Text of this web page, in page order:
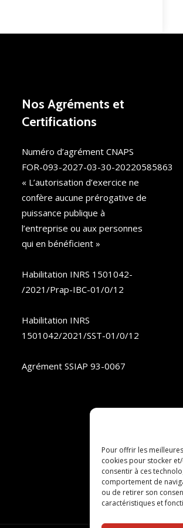
Pour offrir les
cookies pour stocker
consentir à ces
comportement de
ou de retirer son
caractéristiques et
Nos Agréments et
Certifications
Numéro d’agrément CNAPS
FOR-093-2027-03-30-20220585863
« L’autorisation d’exercice ne
confère aucune prérogative de
puissance publique à
l’entreprise ou aux personnes
qui en bénéficient »
Habilitation INRS 1501042-
/2021/Prap-IBC-01/0/12
Habilitation INRS
1501042/2021/SST-01/0/12
Agrément SSIAP 93-0067